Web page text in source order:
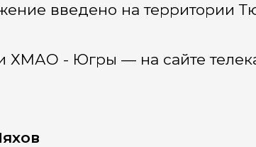
введено на территории
ХМАО - Югры — на сайте